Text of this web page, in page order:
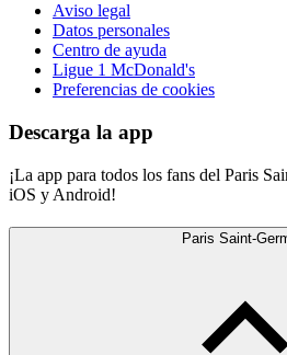
Aviso legal
Datos personales
Centro de ayuda
Ligue 1 McDonald's
Preferencias de cookies
Descarga la app
¡La app para todos los fans del Paris
iOS y Android!
Paris Saint-